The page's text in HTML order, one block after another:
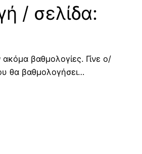
/ σελίδα:
βαθμολογίες. Γίνε ο/
θα βαθμολογήσει…